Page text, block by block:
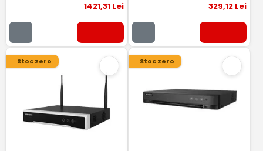
1421,31Lei 329,12 Lei
Stoc zero Stoc zero